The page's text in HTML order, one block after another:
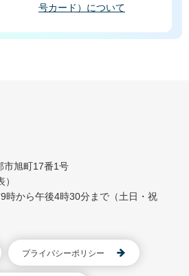
号カード）について
旭町17番1号
時から午後4時30分まで（土日・祝
プライバシーポリシー